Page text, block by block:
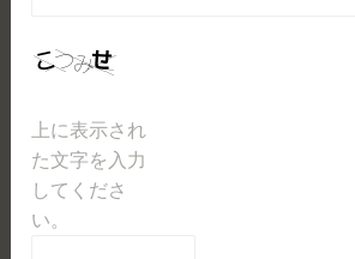
上に表示され
た文字を入力
してくださ
い。